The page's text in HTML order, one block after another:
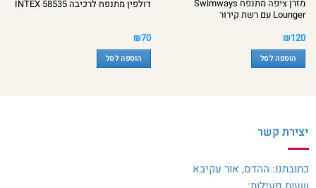
מזרן ציפה מתנפח Swimways
Lounger עם רשת קירור
₪120
הוספה לסל
דולפין מתנפח לרכיבה INTEX 58535
₪70
הוספה לסל
יצירת קשר
כתובתנו: ההדס, אור עקיבא